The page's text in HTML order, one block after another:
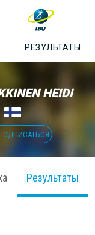
РЕЗУЛЬТАТЫ
HEIDI
Результаты